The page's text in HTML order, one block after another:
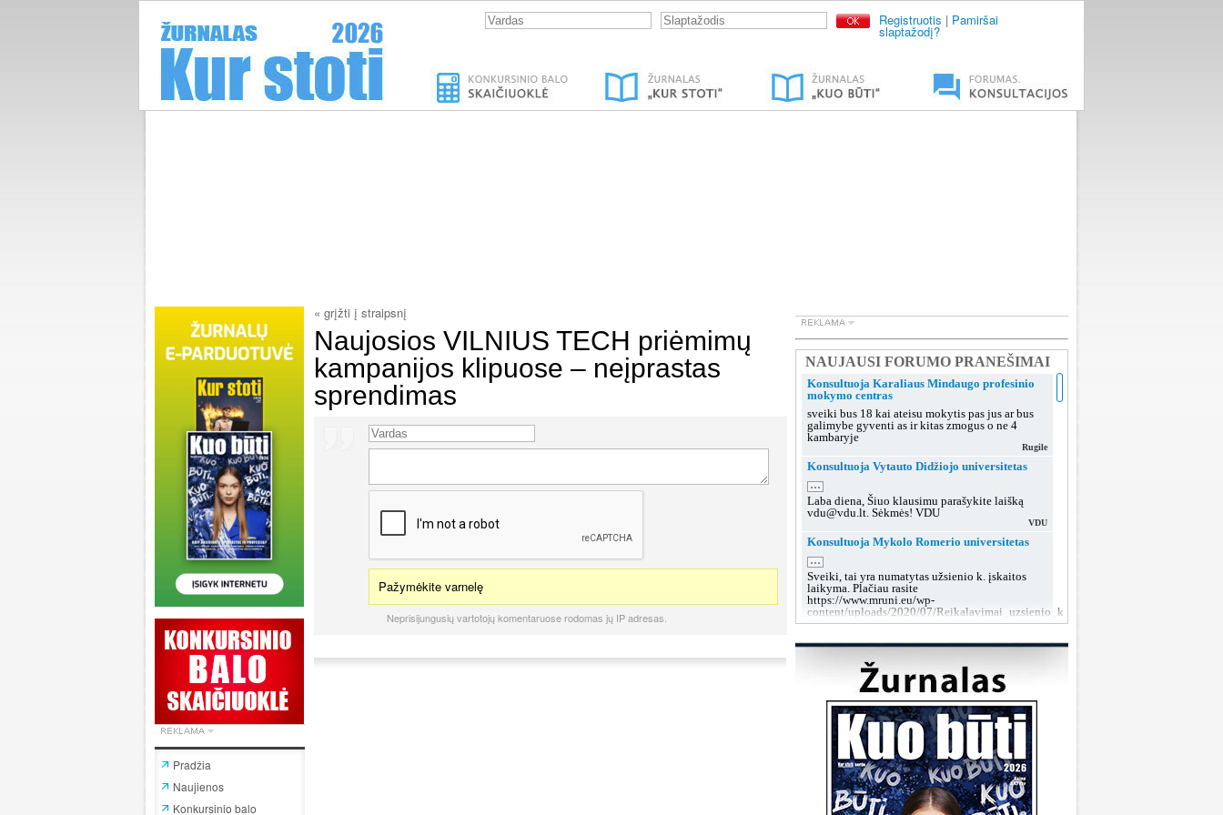
Registruotis | Pamiršai
slaptažodį?
Pradžia
Naujienos
Konkursinio balo
« grįžti į straipsnį
Naujosios VILNIUS TECH priėmimų
kampanijos klipuose – neįprastas
sprendimas
Pažymėkite varnelę
Neprisijungusių vartotojų komentaruose rodomas jų IP adresas.
Konsultuoja Karaliaus Mindaugo profesinio
mokymo centras
sveiki bus 18 kai ateisu mokytis pas jus ar bus
galimybe gyventi as ir kitas zmogus o ne 4
kambaryje
Rugile
Konsultuoja Vytauto Didžiojo universitetas
...
Laba diena, Šiuo klausimu parašykite laišką
vdu@vdu.lt. Sėkmės! VDU
VDU
Konsultuoja Mykolo Romerio universitetas
...
Sveiki, tai yra numatytas užsienio k. įskaitos
laikyma. Plačiau rasite
https://www.mruni.eu/wp-
content/uploads/2020/07/Reikalavimai_uzsienio_kalbos_iskaitai_2018.pdf
MRU konsultacijos
Konsultuoja Lietuvos sveikatos mokslų
Laba diena, tokiu klausimu rekomenduojame po
sutarties pasirašymo kreiptis į dekanatą prieš
grupių suformavimą arba teikti prašymą dėl
grupės keitimo, kai grupės jau bus aiškios.
LSMU SRT
Konsultuoja Klaipėdos valstybinė kolegija
Laba diena, taip, galite susisiekti su mumis šiais
kontaktais:
https://www.kvk.lt/stojantiesiems/priemimas-i-
NAUJAUSI FORUMO PRANEŠIMAI